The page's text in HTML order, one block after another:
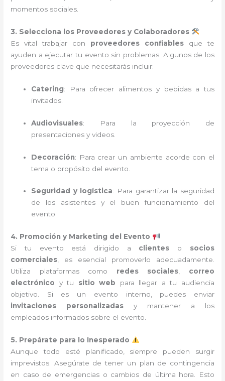
momentos sociales.
3. Selecciona los Proveedores y Colaboradores
Es vital trabajar con proveedores confiables que te
ayuden a ejecutar tu evento sin problemas. Algunos de los
proveedores clave que necesitarás incluir:
Catering: Para ofrecer alimentos y bebidas a tus
invitados.
Audiovisuales: Para la proyección de
presentaciones y videos.
Decoración: Para crear un ambiente acorde con el
tema o propósito del evento.
Seguridad y logística: Para garantizar la seguridad
de los asistentes y el buen funcionamiento del
evento.
4. Promoción y Marketing del Evento
Si tu evento está dirigido a clientes o socios
comerciales, es esencial promoverlo adecuadamente.
Utiliza plataformas como redes sociales, correo
electrónico y tu sitio web para llegar a tu audiencia
objetivo. Si es un evento interno, puedes enviar
invitaciones personalizadas y mantener a los
empleados informados sobre el evento.
5. Prepárate para lo Inesperado
Aunque todo esté planificado, siempre pueden surgir
imprevistos. Asegúrate de tener un plan de contingencia
en caso de emergencias o cambios de última hora. Esto